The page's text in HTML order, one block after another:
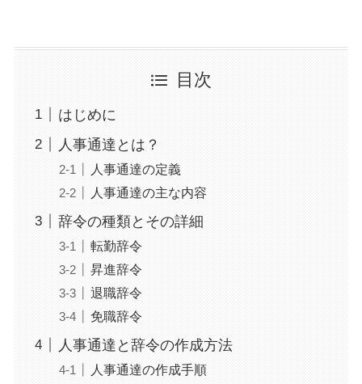
目次
はじめに
人事通達とは？
人事通達の定義
人事通達の主な内容
辞令の種類とその詳細
転勤辞令
昇進辞令
退職辞令
免職辞令
人事通達と辞令の作成方法
人事通達の作成手順